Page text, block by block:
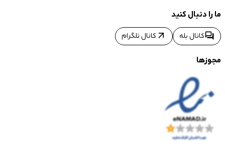
ما را دنبال کنید
forumکانال بله arrow_outward کانال تلگرام
مجوزها